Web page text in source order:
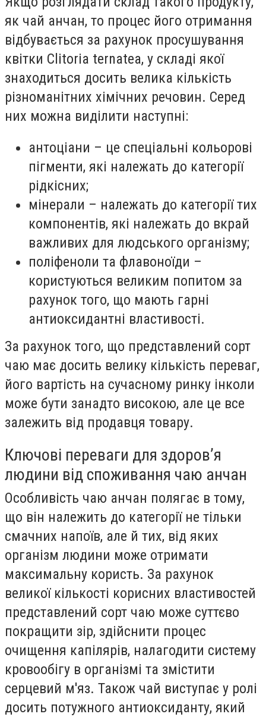
як чай анчан, то процес його отримання
відбувається за рахунок просушування
квітки Clitoria ternatea, у складі якої
знаходиться досить велика кількість
різноманітних хімічних речовин. Серед
них можна виділити наступні:
антоціани – це спеціальні кольорові
пігменти, які належать до категорії
рідкісних;
мінерали – належать до категорії тих
компонентів, які належать до вкрай
важливих для людського організму;
поліфеноли та флавоноїди –
користуються великим попитом за
рахунок того, що мають гарні
антиоксидантні властивості.
За рахунок того, що представлений сорт
чаю має досить велику кількість переваг,
його вартість на сучасному ринку інколи
може бути занадто високою, але це все
залежить від продавця товару.
Ключові переваги для здоров’я
людини від споживання чаю анчан
Особливість чаю анчан полягає в тому,
що він належить до категорії не тільки
смачних напоїв, але й тих, від яких
організм людини може отримати
максимальну користь. За рахунок
великої кількості корисних властивостей
представлений сорт чаю може суттєво
покращити зір, здійснити процес
очищення капілярів, налагодити систему
кровообігу в організмі та змістити
серцевий м'яз. Також чай виступає у ролі
досить потужного антиоксиданту, який